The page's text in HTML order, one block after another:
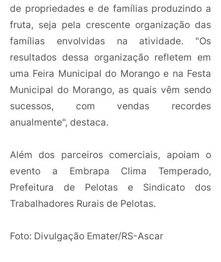
de propriedades e de famílias produzindo a
fruta, seja pela crescente organização das
famílias envolvidas na atividade. "Os
resultados dessa organização refletem em
uma Feira Municipal do Morango e na Festa
Municipal do Morango, as quais vêm sendo
sucessos, com vendas recordes
anualmente", destaca.
Além dos parceiros comerciais, apoiam o
evento a Embrapa Clima Temperado,
Prefeitura de Pelotas e Sindicato dos
Trabalhadores Rurais de Pelotas.
Foto: Divulgação Emater/RS-Ascar